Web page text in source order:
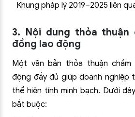
Khung pháp lý 2019–2025 liên
3. Nội dung thỏa thuận
đồng lao động
Một văn bản thỏa thuận
động đầy đủ giúp doanh nghiệp
thể hiện tính minh bạch. Dưới
bắt buộc: